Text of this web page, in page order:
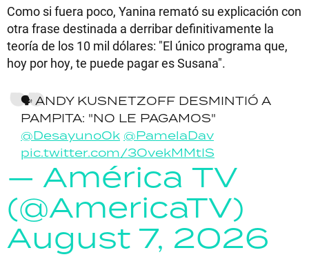
Como si fuera poco, Yanina remató su explicación con
otra frase destinada a derribar definitivamente la
teoría de los 10 mil dólares: "El único programa que,
hoy por hoy, te puede pagar es Susana".
🗣️ ANDY KUSNETZOFF DESMINTIÓ A
PAMPITA: "NO LE PAGAMOS"
@DesayunoOk @PamelaDav
pic.twitter.com/3OvekMMtIS
— América TV
(@AmericaTV)
August 7, 2026